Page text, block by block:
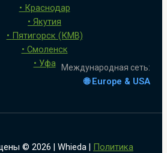
• Краснодар
• Якутия
• Пятигорск (КМВ)
• Смоленск
• Уфа
Международная сеть:
🌐 Europe & USA
© 2026 | Whieda | Политика